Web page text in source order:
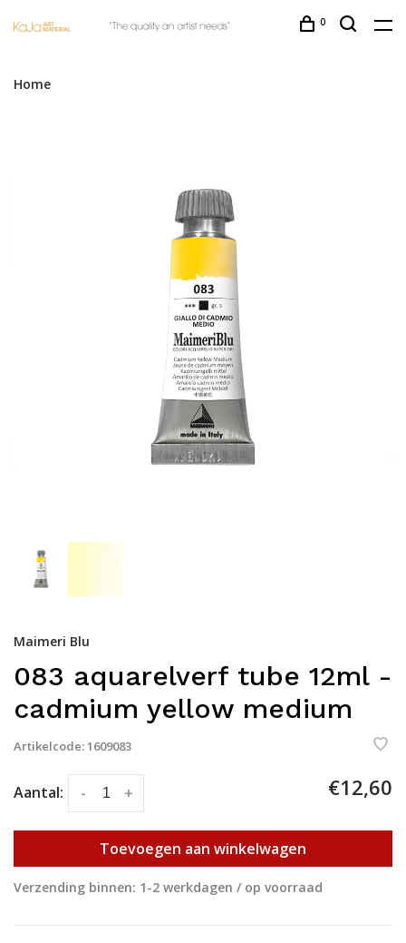
0
Home
Maimeri Blu
083 aquarelverf tube 12ml -
cadmium yellow medium
Artikelcode:1609083
Aantal: +
- €12,60
Toevoegen aan winkelwagen
Verzending binnen: 1-2 werkdagen / op voorraad